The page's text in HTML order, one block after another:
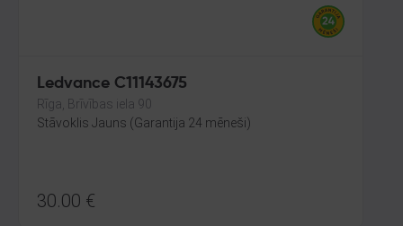
Ledvance C11143675
Rīga, Brīvības iela 90
Stāvoklis Jauns (Garantija 24 mēneši)
30.00 €